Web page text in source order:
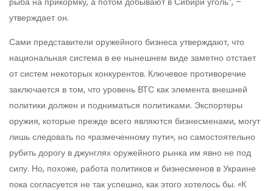
утверждает он.
Сами представители оружейного бизнеса утверждают, что
национальная система в ее нынешнем виде заметно отстает
от систем некоторых конкурентов. Ключевое противоречие
заключается в том, что уровень ВТС как элемента внешней
политики должен и подниматься политиками. Экспортеры
оружия, которые прежде всего являются бизнесменами, могут
лишь следовать по «размеченному пути», но самостоятельно
рубить дорогу в джунглях оружейного рынка им явно не под
силу. Но, похоже, работа политиков и бизнесменов в Украине
пока согласуется не так успешно, как этого хотелось бы. «К